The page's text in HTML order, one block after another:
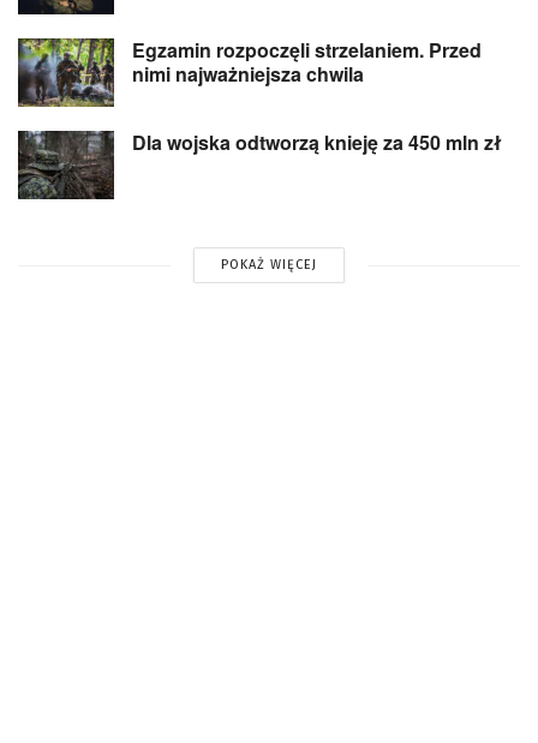
Egzamin rozpoczęli strzelaniem. Przed
nimi najważniejsza chwila
Dla wojska odtworzą knieję za 450 mln zł
POKAŻ WIĘCEJ